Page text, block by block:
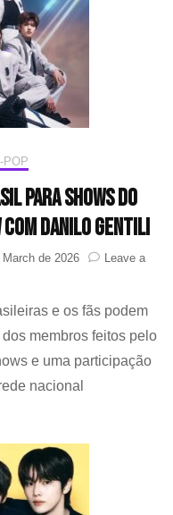
POP
para shows do
Danilo Gentili
March de 2026
Leave a
no
e os fãs podem
membros feitos pelo
e uma participação
nacional